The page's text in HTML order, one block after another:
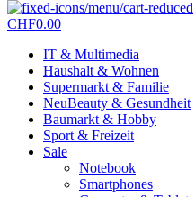
CHF0.00
IT & Multimedia
Haushalt & Wohnen
Supermarkt & Familie
NeuBeauty & Gesundheit
Baumarkt & Hobby
Sport & Freizeit
Sale
Notebook
Smartphones